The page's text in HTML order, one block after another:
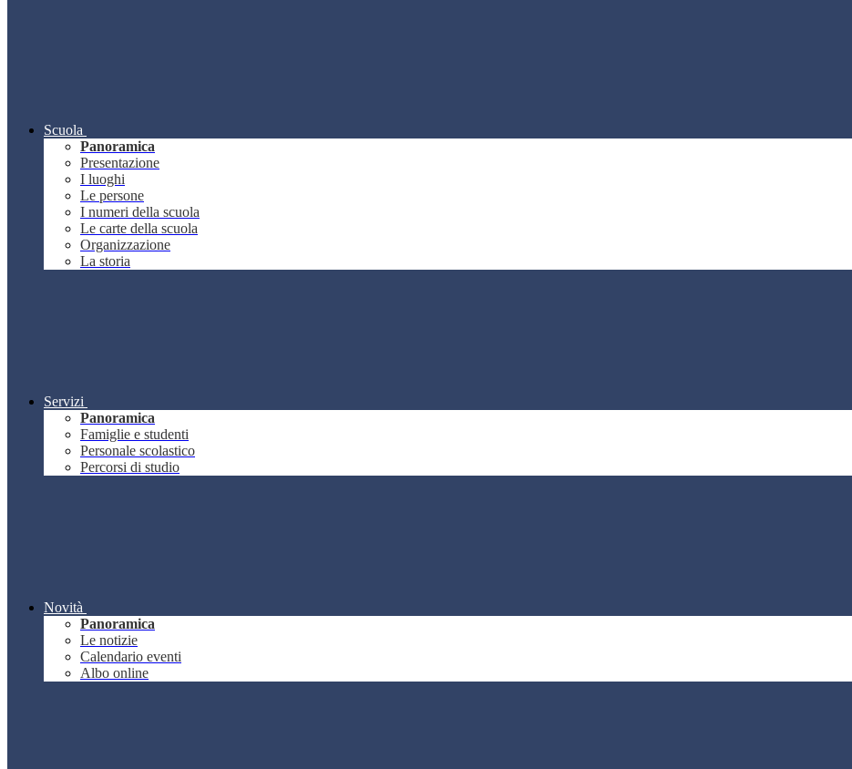
Scuola
Panoramica
Presentazione
I luoghi
Le persone
I numeri della scuola
Le carte della scuola
Organizzazione
La storia
Servizi
Panoramica
Famiglie e studenti
Personale scolastico
Percorsi di studio
Novità
Panoramica
Le notizie
Calendario eventi
Albo online